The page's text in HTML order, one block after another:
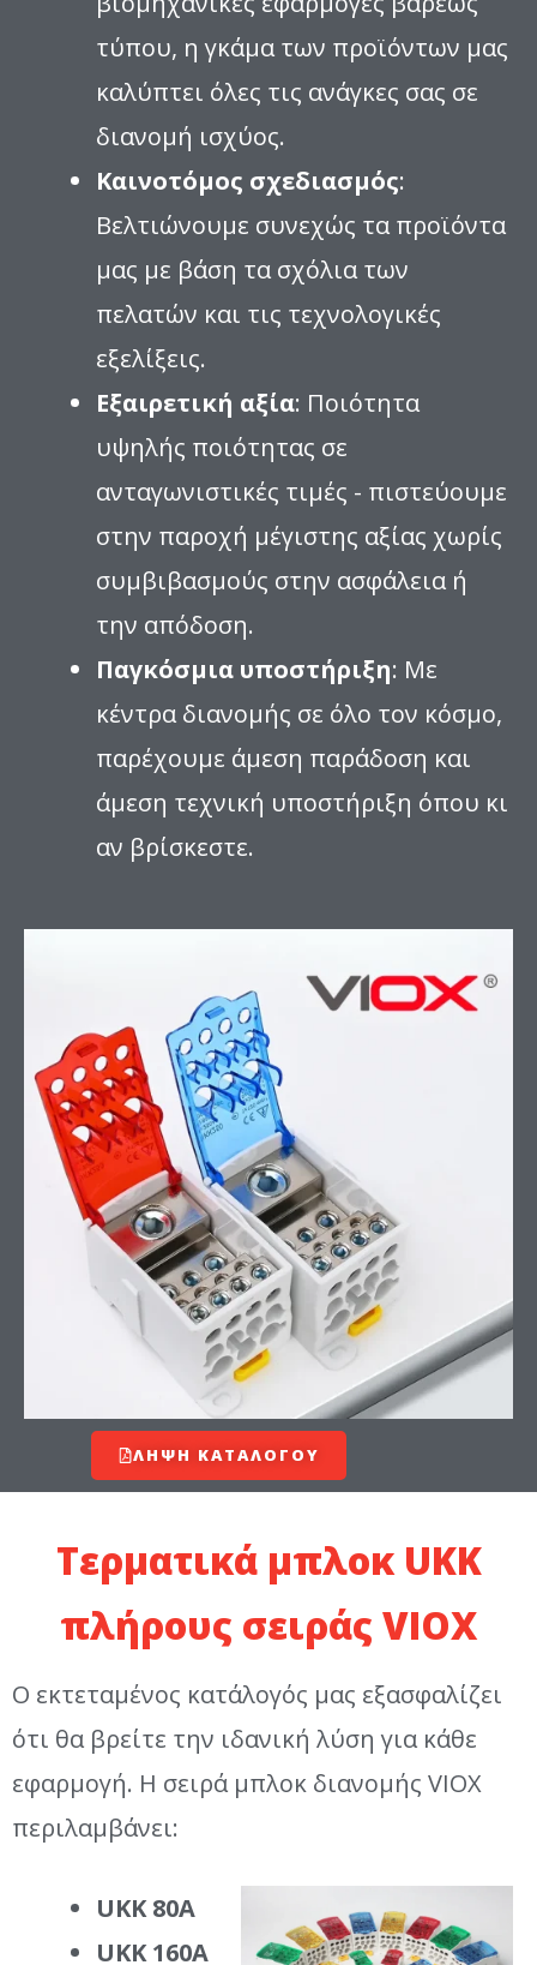
τύπου, η γκάμα των προϊόντων μας
καλύπτει όλες τις ανάγκες σας σε
διανομή ισχύος.
Καινοτόμος σχεδιασμός:
Βελτιώνουμε συνεχώς τα προϊόντα
μας με βάση τα σχόλια των
πελατών και τις τεχνολογικές
εξελίξεις.
Εξαιρετική αξία: Ποιότητα
υψηλής ποιότητας σε
ανταγωνιστικές τιμές - πιστεύουμε
στην παροχή μέγιστης αξίας χωρίς
συμβιβασμούς στην ασφάλεια ή
την απόδοση.
Παγκόσμια υποστήριξη: Με
κέντρα διανομής σε όλο τον κόσμο,
παρέχουμε άμεση παράδοση και
άμεση τεχνική υποστήριξη όπου κι
αν βρίσκεστε.
ΛΉΨΗ ΚΑΤΑΛΌΓΟΥ
Τερματικά μπλοκ UKK
πλήρους σειράς VIOX
Ο εκτεταμένος κατάλογός μας εξασφαλίζει
ότι θα βρείτε την ιδανική λύση για κάθε
εφαρμογή. Η σειρά μπλοκ διανομής VIOX
περιλαμβάνει:
UKK 80A
UKK 160A